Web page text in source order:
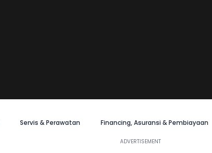
Servis & Perawatan Financing, Asuransi & Pembiayaan